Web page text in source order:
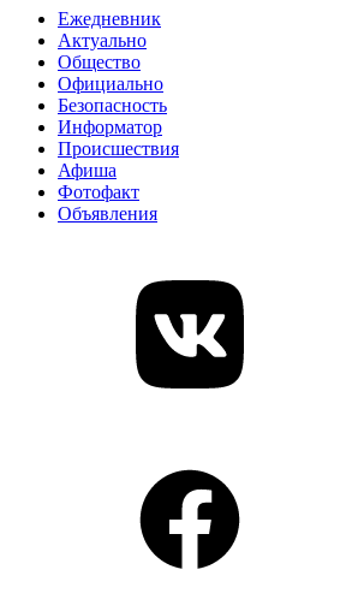
Ежедневник
Актуально
Общество
Официально
Безопасность
Информатор
Происшествия
Афиша
Фотофакт
Объявления